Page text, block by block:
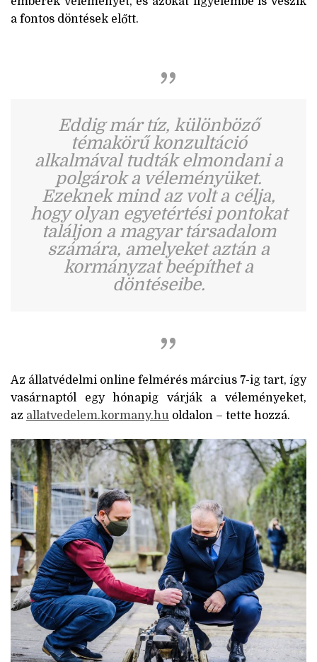
a fontos döntések előtt.
Eddig már tíz, különböző
témakörű konzultáció
alkalmával tudták elmondani a
polgárok a véleményüket.
Ezeknek mind az volt a célja,
hogy olyan egyetértési pontokat
találjon a magyar társadalom
számára, amelyeket aztán a
kormányzat beépíthet a
döntéseibe.
Az állatvédelmi online felmérés március 7-ig tart, így
vasárnaptól egy hónapig várják a véleményeket,
az allatvedelem.kormany.hu oldalon – tette hozzá.